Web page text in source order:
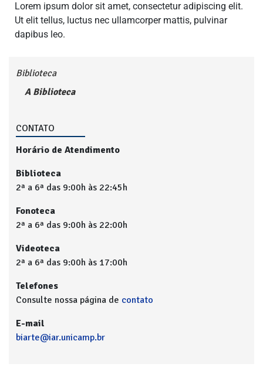
Lorem ipsum dolor sit amet, consectetur adipiscing elit.
Ut elit tellus, luctus nec ullamcorper mattis, pulvinar
dapibus leo.
Biblioteca
A Biblioteca
CONTATO
Horário de Atendimento
Biblioteca
2ª a 6ª das 9:00h às 22:45h
Fonoteca
2ª a 6ª das 9:00h às 22:00h
Videoteca
2ª a 6ª das 9:00h às 17:00h
Telefones
Consulte nossa página de contato
E-mail
biarte@iar.unicamp.br